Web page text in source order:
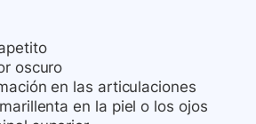
oscuro
en las articulaciones
en la piel o los ojos